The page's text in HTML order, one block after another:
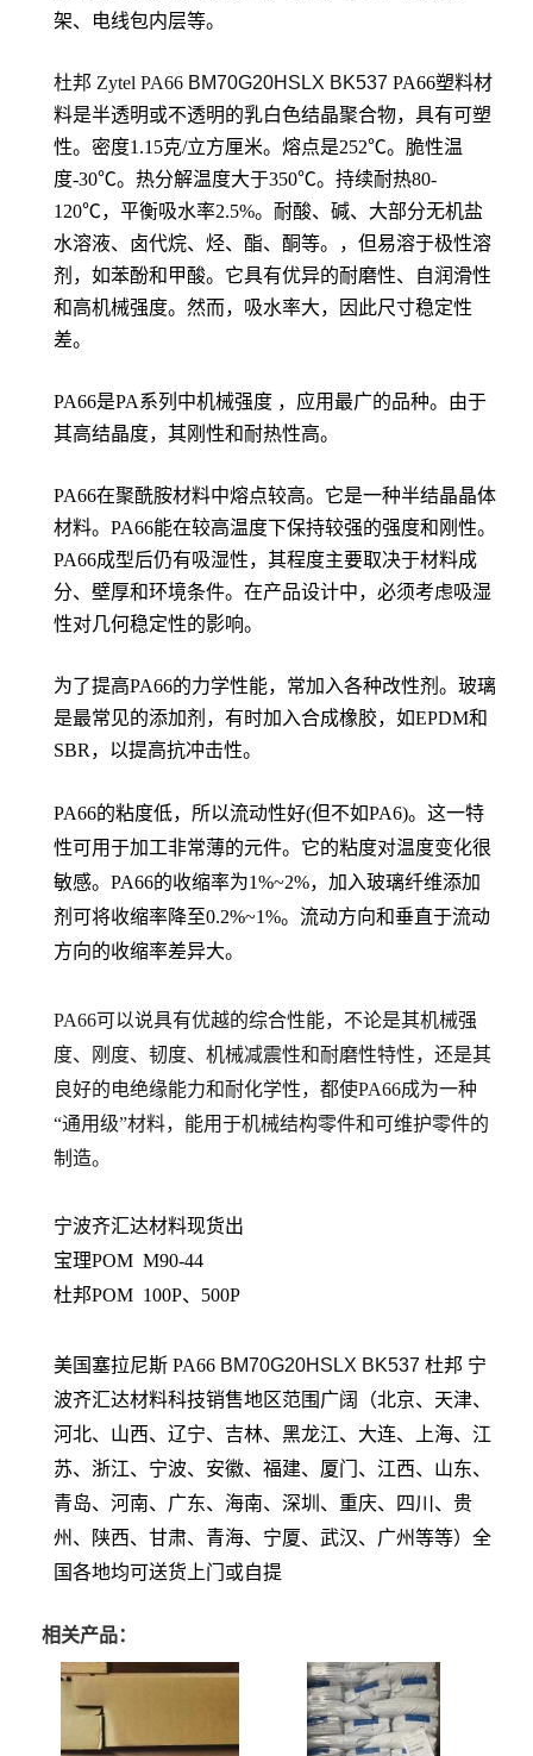
架、电线包内层等。
杜邦 Zytel PA66 BM70G20HSLX BK537 PA66塑料材
料是半透明或不透明的乳白色结晶聚合物，具有可塑
性。密度1.15克/立方厘米。熔点是252℃。脆性温
度-30℃。热分解温度大于350℃。持续耐热80-
120℃，平衡吸水率2.5%。耐酸、碱、大部分无机盐
水溶液、卤代烷、烃、酯、酮等。，但易溶于极性溶
剂，如苯酚和甲酸。它具有优异的耐磨性、自润滑性
和高机械强度。然而，吸水率大，因此尺寸稳定性
差。
PA66是PA系列中机械强度 ，应用最广的品种。由于
其高结晶度，其刚性和耐热性高。
PA66在聚酰胺材料中熔点较高。它是一种半结晶晶体
材料。PA66能在较高温度下保持较强的强度和刚性。
PA66成型后仍有吸湿性，其程度主要取决于材料成
分、壁厚和环境条件。在产品设计中，必须考虑吸湿
性对几何稳定性的影响。
为了提高PA66的力学性能，常加入各种改性剂。玻璃
是最常见的添加剂，有时加入合成橡胶，如EPDM和
SBR，以提高抗冲击性。
PA66的粘度低，所以流动性好(但不如PA6)。这一特
性可用于加工非常薄的元件。它的粘度对温度变化很
敏感。PA66的收缩率为1%~2%，加入玻璃纤维添加
剂可将收缩率降至0.2%~1%。流动方向和垂直于流动
方向的收缩率差异大。
PA66可以说具有优越的综合性能，不论是其机械强
度、刚度、韧度、机械减震性和耐磨性特性，还是其
良好的电绝缘能力和耐化学性，都使PA66成为一种
“通用级”材料，能用于机械结构零件和可维护零件的
制造。
宁波齐汇达材料现货出
宝理POM M90-44
杜邦POM 100P、500P
美国塞拉尼斯 PA66 BM70G20HSLX BK537 杜邦 宁
波齐汇达材料科技销售地区范围广阔（北京、天津、
河北、山西、辽宁、吉林、黑龙江、大连、上海、江
苏、浙江、宁波、安徽、福建、厦门、江西、山东、
青岛、河南、广东、海南、深圳、重庆、四川、贵
州、陕西、甘肃、青海、宁厦、武汉、广州等等）全
国各地均可送货上门或自提
相关产品：